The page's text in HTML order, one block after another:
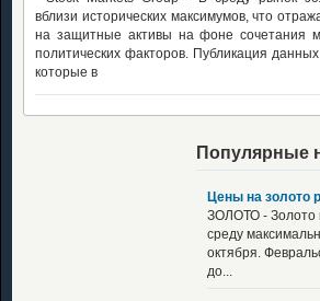
вблизи исторических максимумов, что
на защитные активы на фоне сочетания
политических факторов. Публикация
которые в
Популярные
Цены на золото
ЗОЛОТО - Золото
среду
октября.
до...